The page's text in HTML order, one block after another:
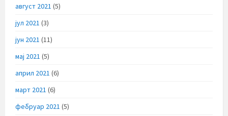
август 2021 (5)
јул 2021 (3)
јун 2021 (11)
мај 2021 (5)
април 2021 (6)
март 2021 (6)
фебруар 2021 (5)